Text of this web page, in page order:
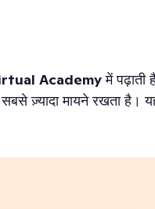
Academyमें पढ़ाती
में सबसे ज़्यादा मायने